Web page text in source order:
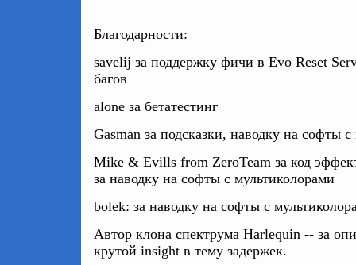
Благодарности:
savelij за поддержку фичи в Evo Reset
багов
alone за бетатестинг
Gasman за подсказки, наводку на софты
Mike & Evills from ZeroTeam за код
за наводку на софты с мультиколорами
bolek: за наводку на софты с
Автор клона спектрума Harlequin -- за
крутой insight в тему задержек.